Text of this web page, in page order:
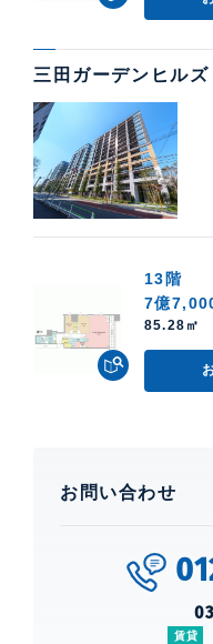
三田ガーデンヒル
13階
7億
85.28㎡
お問い合わせ
賃貸